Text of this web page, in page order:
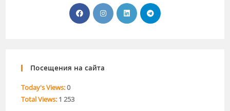
Посещения на сайта
Today's Views:0
Total Views: 1 253